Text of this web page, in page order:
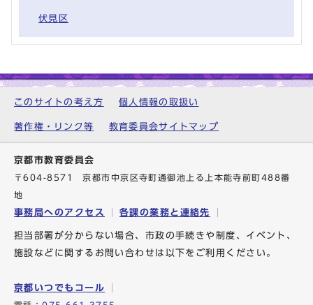
伏見区
このサイトの考え方 個人情報の取扱い
著作権・リンク等 教育委員会サイトマップ
京都市教育委員会
〒604-8571 京都市中京区寺町通御池上る上本能寺前町488番
地
事務局へのアクセス 各課の業務と連絡先
担当部署が分からない場合、市政の手続きや制度、イベント、
施設などに関するお問い合わせは以下をご利用ください。
京都いつでもコール